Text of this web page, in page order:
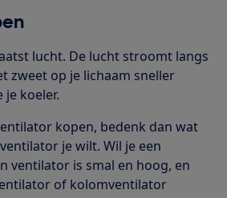
lucht. De lucht stroomt langs
zweet op je lichaam sneller
je koeler.
kopen, bedenk dan wat
je wilt. Wil je een
ventilator is smal en hoog, en
of kolomventilator